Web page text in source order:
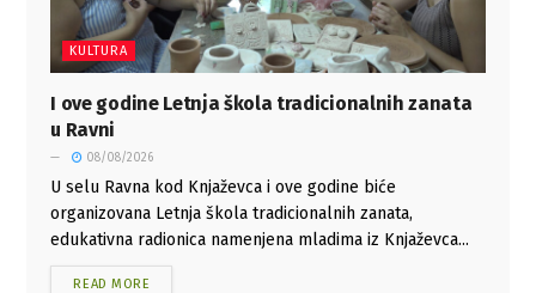
KULTURA
I ove godine Letnja škola tradicionalnih zanata
u Ravni
08/08/2026
U selu Ravna kod Knjaževca i ove godine biće
organizovana Letnja škola tradicionalnih zanata,
edukativna radionica namenjena mladima iz Knjaževca...
READ MORE